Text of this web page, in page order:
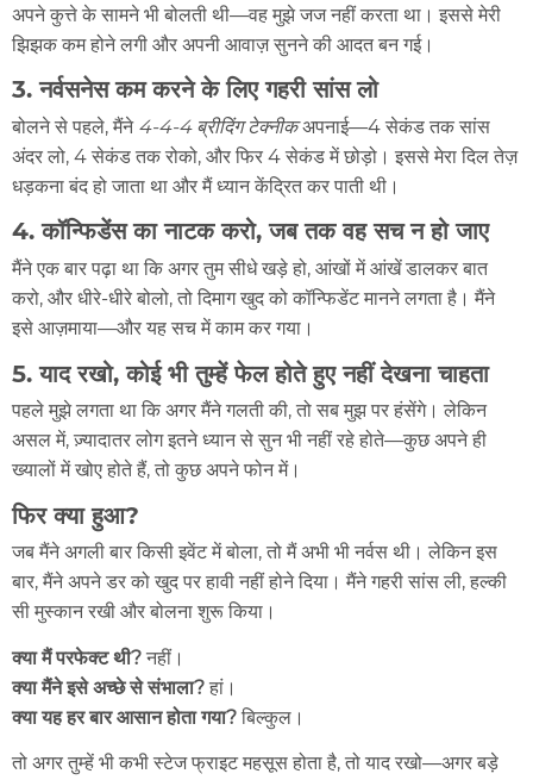
अपने कुत्ते के सामने भी बोलती थी—वह मुझे जज नहीं करता था। इससे मेरी
झिझक कम होने लगी और अपनी आवाज़ सुनने की आदत बन गई।
3. नर्वसनेस कम करने के लिए गहरी सांस लो
बोलने से पहले, मैंने 4-4-4 ब्रीदिंग टेक्नीकअपनाई—4 सेकंड तक सांस
अंदर लो, 4 सेकंड तक रोको, और फिर 4 सेकंड में छोड़ो। इससे मेरा दिल तेज़
धड़कना बंद हो जाता था और मैं ध्यान केंद्रित कर पाती थी।
4. कॉन्फिडेंस का नाटक करो, जब तक वह सच न हो जाए
मैंने एक बार पढ़ा था कि अगर तुम सीधे खड़े हो, आंखों में आंखें डालकर बात
करो, और धीरे-धीरे बोलो, तो दिमाग खुद को कॉन्फिडेंट मानने लगता है। मैंने
इसे आज़माया—और यह सच में काम कर गया।
5. याद रखो, कोई भी तुम्हें फेल होते हुए नहीं देखना चाहता
पहले मुझे लगता था कि अगर मैंने गलती की, तो सब मुझ पर हंसेंगे। लेकिन
असल में, ज़्यादातर लोग इतने ध्यान से सुन भी नहीं रहे होते—कुछ अपने ही
ख्यालों में खोए होते हैं, तो कुछ अपने फोन में।
फिर क्या हुआ?
जब मैंने अगली बार किसी इवेंट में बोला, तो मैं अभी भी नर्वस थी। लेकिन इस
बार, मैंने अपने डर को खुद पर हावी नहीं होने दिया। मैंने गहरी सांस ली, हल्की
सी मुस्कान रखी और बोलना शुरू किया।
क्या मैं परफेक्ट थी? नहीं।
क्या मैंने इसे अच्छे से संभाला? हां।
क्या यह हर बार आसान होता गया? बिल्कुल।
तो अगर तुम्हें भी कभी स्टेज फ्राइट महसूस होता है, तो याद रखो—अगर बड़े